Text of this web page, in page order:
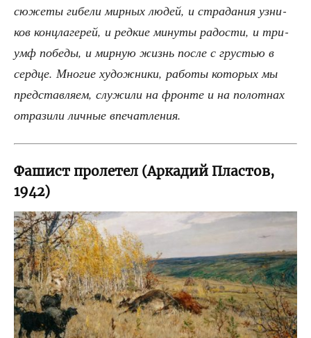
сюже­ты гибе­ли мир­ных людей, и стра­да­ния узни­
ков конц­ла­ге­рей, и ред­кие мину­ты радо­сти, и три­
умф побе­ды, и мир­ную жизнь после с гру­стью в
серд­це. Мно­гие худож­ни­ки, рабо­ты кото­рых мы
пред­став­ля­ем, слу­жи­ли на фрон­те и на полот­нах
отра­зи­ли лич­ные впечатления.
Фашист пролетел (Аркадий Пластов,
1942)